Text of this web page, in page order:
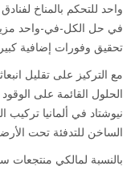
للتحكم بالمناخ لفنادق
الكل-في-واحد مزيداً من
وفورات إضافية كبيرة
في ألمانيا تركيب
للتدفئة تحت الأرضية
لمالكي منتجعات ساني